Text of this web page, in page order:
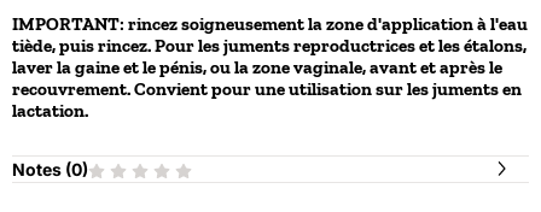
IMPORTANT: rincez soigneusement la zone d'application à l'eau
tiède, puis rincez. Pour les juments reproductrices et les étalons,
laver la gaine et le pénis, ou la zone vaginale, avant et après le
recouvrement. Convient pour une utilisation sur les juments en
lactation.
Notes (0)